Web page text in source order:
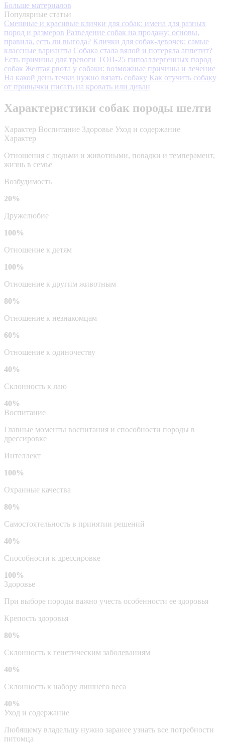
Больше материалов
Популярные статьи
Смешные и красивые клички для собак: имена для разных
пород и размеров Разведение собак на продажу: основы,
правила, есть ли выгода? Клички для собак-девочек: самые
классные варианты Собака стала вялой и потеряла аппетит?
Есть причины для тревоги ТОП-25 гипоаллергенных пород
собак Желтая рвота у собаки: возможные причины и лечение
На какой день течки нужно вязать собаку Как отучить собаку
от привычки писать на кровать или диван
Характеристики собак породы шелти
Характер Воспитание Здоровье Уход и содержание
Характер
Отношения с людьми и животными, повадки и темперамент,
жизнь в семье
Возбудимость
20%
Дружелюбие
100%
Отношение к детям
100%
Отношение к другим животным
80%
Отношение к незнакомцам
60%
Отношение к одиночеству
40%
Склонность к лаю
40%
Воспитание
Главные моменты воспитания и способности породы в
дрессировке
Интеллект
100%
Охранные качества
80%
Самостоятельность в принятии решений
40%
Способности к дрессировке
100%
Здоровье
При выборе породы важно учесть особенности ее здоровья
Крепость здоровья
80%
Склонность к генетическим заболеваниям
40%
Склонность к набору лишнего веса
40%
Уход и содержание
Любящему владельцу нужно заранее узнать все потребности
питомца